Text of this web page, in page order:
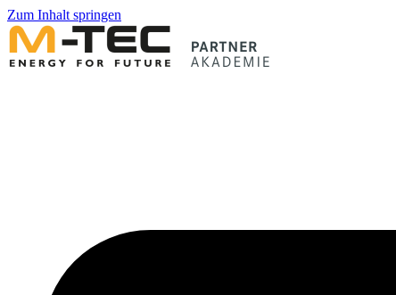
Zum Inhalt springen